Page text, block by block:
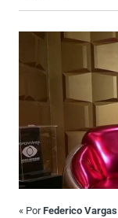
« PorFederico Vargas